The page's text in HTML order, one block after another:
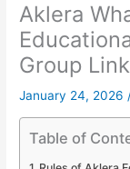
Aklera
Group
January 24, 2026
Table of